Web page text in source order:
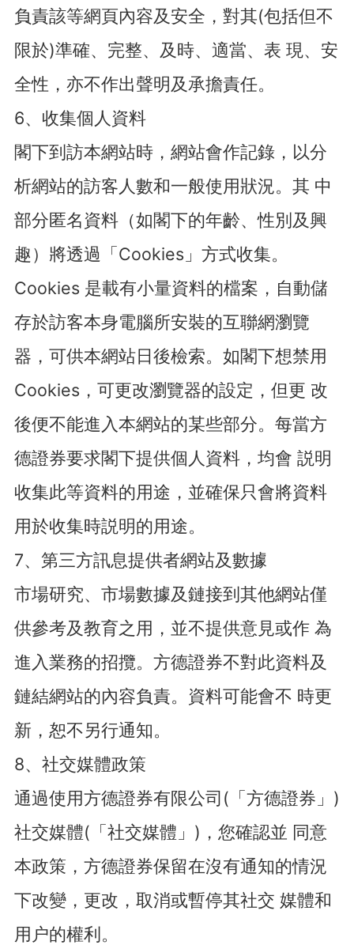
負責該等網頁內容及安全，對其(包括但不
限於)準確、完整、及時、適當、表 現、安
全性，亦不作出聲明及承擔責任。
6、收集個人資料
閣下到訪本網站時，網站會作記錄，以分
析網站的訪客人數和一般使用狀況。其 中
部分匿名資料（如閣下的年齡、性別及興
趣）將透過「Cookies」方式收集。
Cookies 是載有小量資料的檔案，自動儲
存於訪客本身電腦所安裝的互聯網瀏覽
器，可供本網站日後檢索。如閣下想禁用
Cookies，可更改瀏覽器的設定，但更 改
後便不能進入本網站的某些部分。每當方
德證券要求閣下提供個人資料，均會 説明
收集此等資料的用途，並確保只會將資料
用於收集時説明的用途。
7、第三方訊息提供者網站及數據
市場研究、市場數據及鏈接到其他網站僅
供參考及教育之用，並不提供意見或作 為
進入業務的招攬。方德證券不對此資料及
鏈結網站的內容負責。資料可能會不 時更
新，恕不另行通知。
8、社交媒體政策
通過使用方德證券有限公司(「方德證券」)
社交媒體(「社交媒體」)，您確認並 同意
本政策，方德證券保留在沒有通知的情況
下改變，更改，取消或暫停其社交 媒體和
用户的權利。